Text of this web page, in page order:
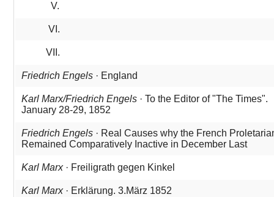
V.
VI.
VII.
Friedrich Engels · England
Karl Marx/Friedrich Engels · To the Editor of "The Times".
January 28-29, 1852
Friedrich Engels · Real Causes why the French
Remained Comparatively Inactive in December Last
Karl Marx· Freiligrath gegen Kinkel
Karl Marx· Erklärung. 3.März 1852